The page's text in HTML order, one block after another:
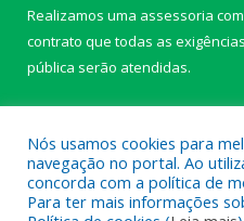
Realizamos uma assessoria
contrato que todas as
pública serão atendidas.
Nós usamos cookies para
navegação no portal. Ao
concorda com a política de
Para ter mais informações